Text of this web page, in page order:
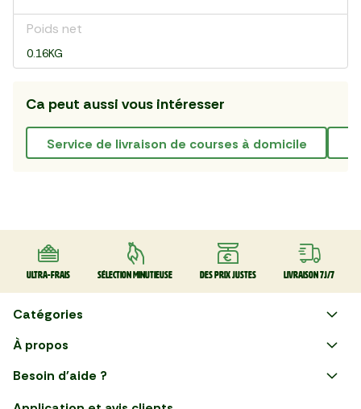
Poids net
0.16KG
Ca peut aussi vous intéresser
service de livraison de courses à domicile
Ultra-frais Sélection minutieuse Des prix justes Livraison 7J/7
Catégories
Faire ses courses en ligne
À propos
Besoin d'aide ?